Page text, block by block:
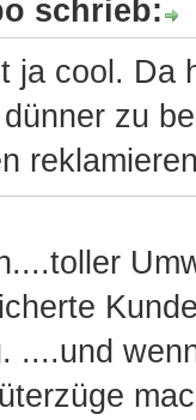
schrieb:
ja cool. Da
zu
....und